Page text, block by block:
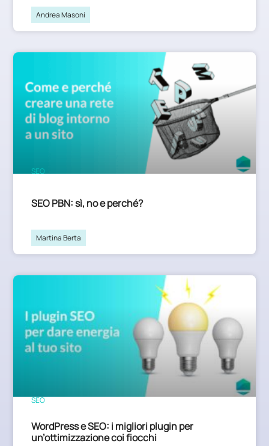
Andrea Masoni
SEO
SEO PBN: sì, no e perché?
Martina Berta
SEO
WordPress e SEO: i migliori plugin per
un’ottimizzazione coi fiocchi